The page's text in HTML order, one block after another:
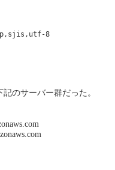
jp,sjis,utf-8
のサーバー群だった。